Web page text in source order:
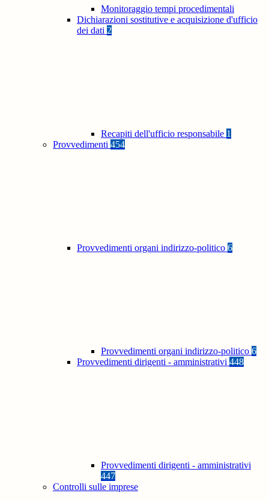
Monitoraggio tempi procedimentali
Dichiarazioni sostitutive e acquisizione d'ufficio
dei dati 2
Recapiti dell'ufficio responsabile 1
Provvedimenti 454
Provvedimenti organi indirizzo-politico 6
Provvedimenti organi indirizzo-politico 6
Provvedimenti dirigenti - amministrativi 448
Provvedimenti dirigenti - amministrativi
447
Controlli sulle imprese